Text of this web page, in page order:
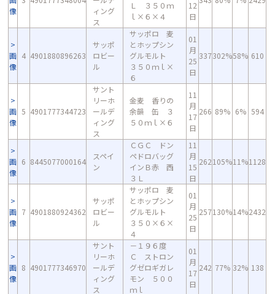
像
ィング
ス
Ｌ ３５０ｍ
ｌ×６×４
12
日
画
像
4 4901880896263
サッポ
ロビー
ル
サッポロ 麦
とホップシン
グルモルト
３５０ｍｌ×
６
01
月
25
日
337302%58% 610
画
像
5 4901777344723
サント
リーホ
ールデ
ィング
ス
金麦 香りの
余韻 缶 ３
５０ｍｌ×６
11
月
17
日
266 89% 6% 594
画
像
6 8445077000164
スペイ
ン
ＣＧＣ ドン
ペドロバッグ
インＢ赤 西
３Ｌ
11
月
15
日
262105%11%1128
画
像
7 4901880924362
サッポ
ロビー
ル
サッポロ 麦
とホップシン
グルモルト
３５０×６×
４
01
月
25
日
257130%14%2432
画
像
8 4901777346970
サント
リーホ
ールデ
ィング
ス
－１９６度
Ｃ ストロン
グゼロギガレ
モン ５００
ｍｌ
01
月
17
日
242 77% 32% 138